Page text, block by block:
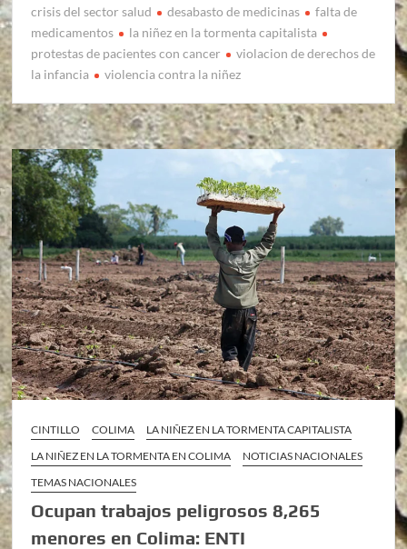
crisis del sector salud desabasto de medicinas
falta de
medicamentos
la niñez en la tormenta capitalista
protestas de pacientes con cancer
violacion de derechos de
la infancia
violencia contra la niñez
CINTILLO COLIMA
LA NIÑEZ EN LA TORMENTA CAPITALISTA
LA NIÑEZ EN LA TORMENTA EN COLIMA
NOTICIAS NACIONALES
TEMAS NACIONALES
Ocupan trabajos peligrosos 8,265
menores en Colima: ENTI